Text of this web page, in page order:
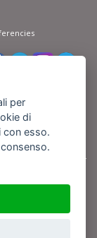
fotografie recanti il
s.a.s. che ne
e seguenti
per
di
con esso.